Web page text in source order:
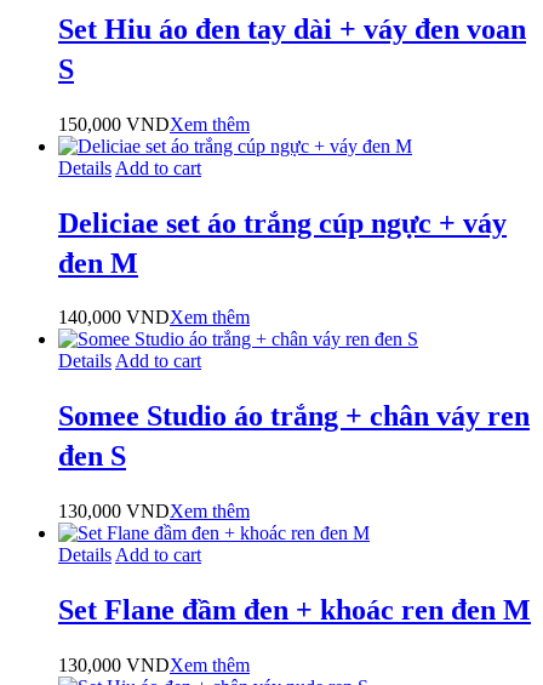
Set Hiu áo đen tay dài + váy đen voan
S
150,000 VNDXem thêm
Details Add to cart
Deliciae set áo trắng cúp ngực + váy
đen M
140,000 VNDXem thêm
DetailsAdd to cart
Somee Studio áo trắng + chân váy ren
đen S
130,000 VNDXem thêm
Details Add to cart
Set Flane đầm đen + khoác ren đen M
130,000 VNDXem thêm